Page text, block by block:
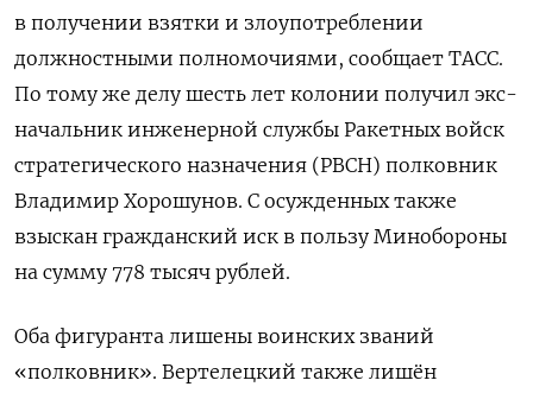
в получении взятки и злоупотреблении
должностными полномочиями, сообщает ТАСС.
По тому же делу шесть лет колонии получил экс-
начальник инженерной службы Ракетных войск
стратегического назначения (РВСН) полковник
Владимир Хорошунов. С осужденных также
взыскан гражданский иск в пользу Минобороны
на сумму 778 тысяч рублей.
Оба фигуранта лишены воинских званий
«полковник». Вертелецкий также лишён